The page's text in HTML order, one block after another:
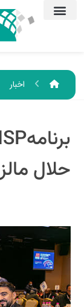
اخبار
حلال